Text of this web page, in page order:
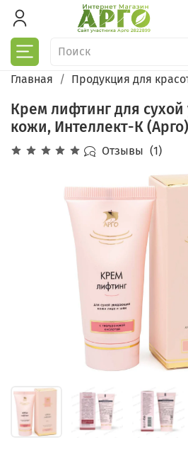
Главная Продукция для
Крем лифтинг для
кожи, Интеллект-К
Отзывы (1)